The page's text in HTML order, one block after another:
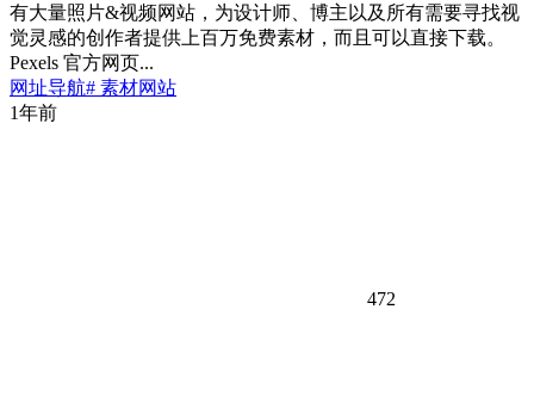
有大量照片&视频网站，为设计师、博主以及所有需要寻找视
觉灵感的创作者提供上百万免费素材，而且可以直接下载。
Pexels 官方网页...
网址导航# 素材网站
1年前
472